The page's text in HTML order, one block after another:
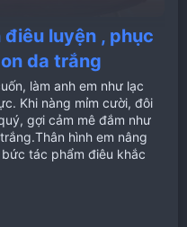
luyện , phục
da trắng
làm anh em như lạc
Khi nàng mỉm cười, đôi
gợi cảm mê đắm như
hình em nâng
tác phẩm điêu khắc